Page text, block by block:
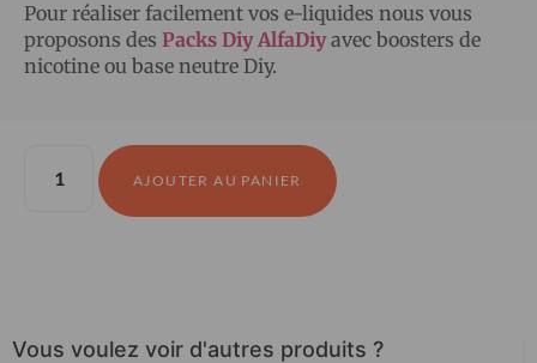
Pour réaliser facilement vos e-liquides nous vous
proposons des Packs Diy AlfaDiyavec boosters de
nicotine ou base neutre Diy.
AJOUTER AU PANIER
Vous voulez voir d'autres produits ?